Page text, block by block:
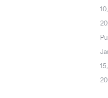
10,
15,